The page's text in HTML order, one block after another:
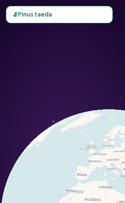
Carte d'observation du Pinus
🔬Pinus taeda